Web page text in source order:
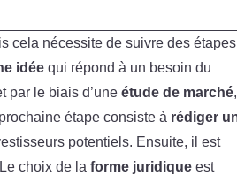
cela nécessite de suivre des étapes
idée qui répond à un besoin du
par le biais d’uneétude de marché
étape consiste à rédiger
potentiels. Ensuite, il est
choix de laforme juridique est